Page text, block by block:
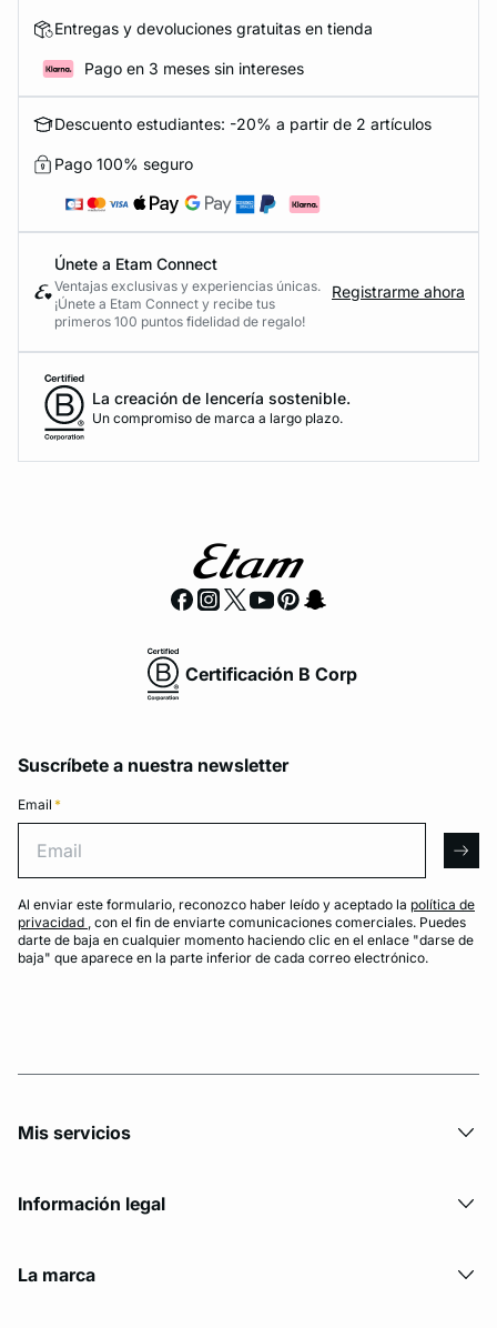
Entregas y devoluciones gratuitas en tienda
Pago en 3 meses sin intereses
Descuento estudiantes: -20% a partir de 2 artículos
Pago 100% seguro
Únete a Etam Connect
Ventajas exclusivas y experiencias únicas.
¡Únete a Etam Connect y recibe tus
primeros 100 puntos fidelidad de regalo!
Registrarme ahora
La creación de lencería sostenible.
Un compromiso de marca a largo plazo.
Certificación B Corp
Suscríbete a nuestra newsletter
Email *
Al enviar este formulario, reconozco haber leído y aceptado la política de
privacidad , con el fin de enviarte comunicaciones comerciales. Puedes
darte de baja en cualquier momento haciendo clic en el enlace "darse de
baja" que aparece en la parte inferior de cada correo electrónico.
Mis servicios
Información legal
La marca